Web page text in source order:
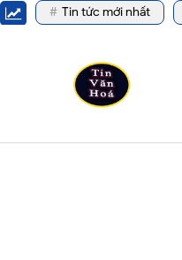
Tin tức mới nhất